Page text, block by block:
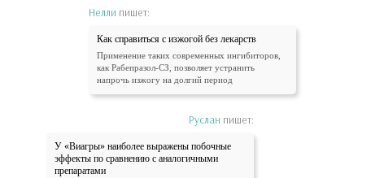
Нелли пишет:
Как справиться с изжогой без лекарств
Применение таких современных ингибиторов,
как Рабепразол-СЗ, позволяет устранить
напрочь изжогу на долгий период
Руслан пишет:
У «Виагры» наиболее выражены побочные
эффекты по сравнению с аналогичными
препаратами